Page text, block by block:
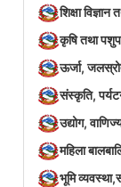
शिक्षा
कृषि तथा
ऊर्जा,
संस्कृति,
उद्योग,
महिला
भूमि